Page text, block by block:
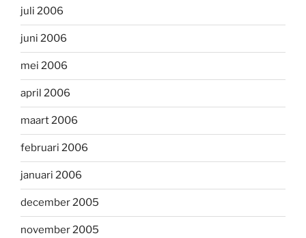
juli 2006
juni 2006
mei 2006
april 2006
maart 2006
februari 2006
januari 2006
december 2005
november 2005